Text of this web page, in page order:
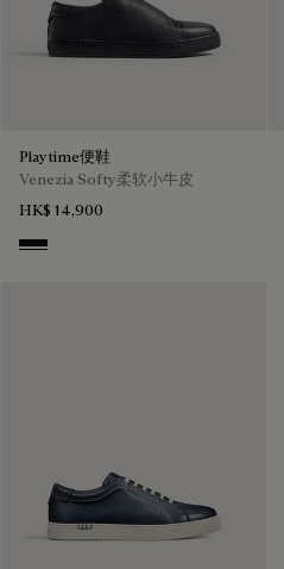
Playtime便鞋
Venezia Softy柔软小牛皮
HK$ 14,900
Nero Grigio